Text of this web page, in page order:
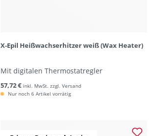
X-Epil Heißwachserhitzer weiß (Wax Heater)
Mit digitalen Thermostatregler
57,72 € inkl. MwSt. zzgl. Versand
Nur noch 6 Artikel vorrätig